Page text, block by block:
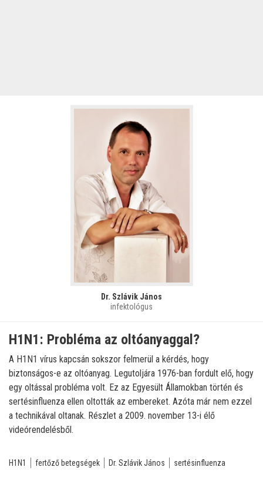
Dr. Szlávik János
infektológus
H1N1: Probléma az oltóanyaggal?
A H1N1 vírus kapcsán sokszor felmerül a kérdés, hogy
biztonságos-e az oltóanyag. Legutoljára 1976-ban fordult elő, hogy
egy oltással probléma volt. Ez az Egyesült Államokban történ és
sertésinfluenza ellen oltották az embereket. Azóta már nem ezzel
a technikával oltanak. Részlet a 2009. november 13-i élő
videórendelésből.
H1N1 fertőző betegségek Dr. Szlávik János sertésinfluenza